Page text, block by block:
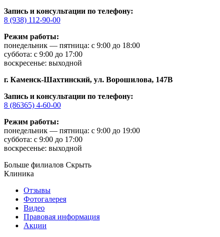
Запись и консультации по телефону:
8 (938) 112-90-00
Режим работы:
понедельник — пятница: с 9:00 до 18:00
суббота: с 9:00 до 17:00
воскресенье: выходной
г. Каменск-Шахтинский, ул. Ворошилова, 147В
Запись и консультации по телефону:
8 (86365) 4-60-00
Режим работы:
понедельник — пятница: с 9:00 до 19:00
суббота: с 9:00 до 17:00
воскресенье: выходной
Больше филиалов Скрыть
Клиника
Отзывы
Фотогалерея
Видео
Правовая информация
Акции